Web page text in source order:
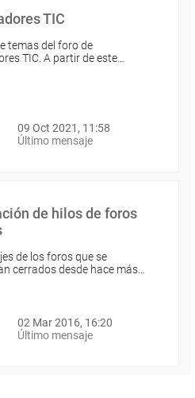
TIC
temas del foro de
TIC. A partir de este…
09 Oct 2021, 11:58
Último mensaje
de hilos de foros
de los foros que se
cerrados desde hace más…
02 Mar 2016, 16:20
Último mensaje